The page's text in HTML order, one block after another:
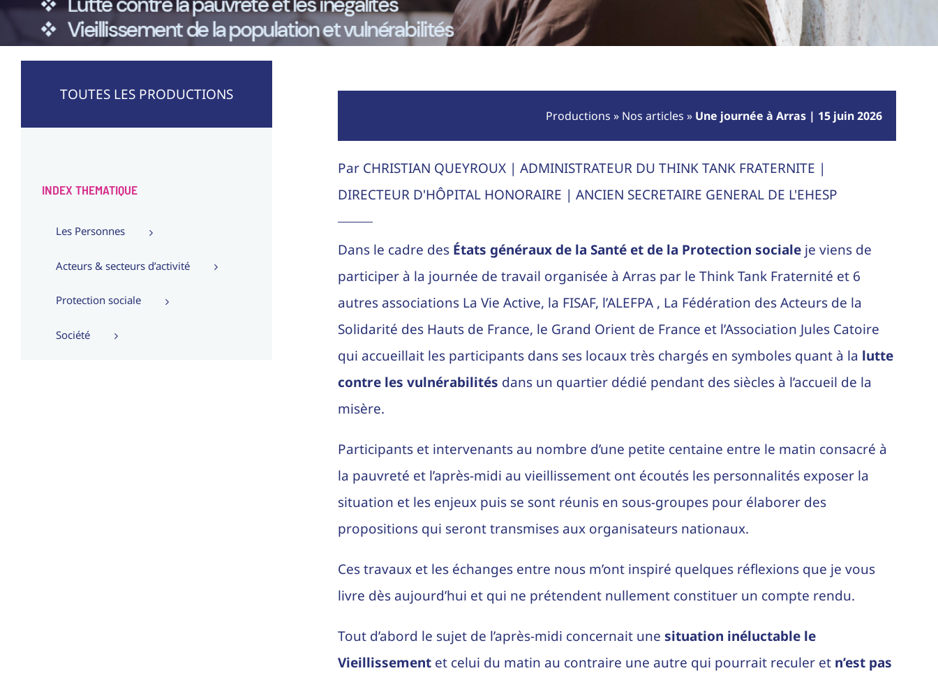
Productions » Nos articles » Une journée à Arras | 15 juin 2026
Par CHRISTIAN QUEYROUX | ADMINISTRATEUR DU THINK TANK FRATERNITE |
DIRECTEUR D'HÔPITAL HONORAIRE | ANCIEN SECRETAIRE GENERAL DE L'EHESP
Dans le cadre des États généraux de la Santé et de la Protection socialeje viens de
participer à la journée de travail organisée à Arras par le Think Tank Fraternité et 6
autres associations La Vie Active, la FISAF, l’ALEFPA , La Fédération des Acteurs de la
Solidarité des Hauts de France, le Grand Orient de France et l’Association Jules Catoire
qui accueillait les participants dans ses locaux très chargés en symboles quant à la lutte
contre les vulnérabilités dans un quartier dédié pendant des siècles à l’accueil de la
misère.
Participants et intervenants au nombre d’une petite centaine entre le matin consacré à
la pauvreté et l’après-midi au vieillissement ont écoutés les personnalités exposer la
situation et les enjeux puis se sont réunis en sous-groupes pour élaborer des
propositions qui seront transmises aux organisateurs nationaux.
Ces travaux et les échanges entre nous m’ont inspiré quelques réflexions que je vous
livre dès aujourd’hui et qui ne prétendent nullement constituer un compte rendu.
Tout d’abord le sujet de l’après-midi concernait une situation inéluctable le
Vieillissementet celui du matin au contraire une autre qui pourrait reculer et n’est pas
TOUTES LES PRODUCTIONS
INDEX THEMATIQUE
Les Personnes
Acteurs & secteurs d’activité
Protection sociale
Société